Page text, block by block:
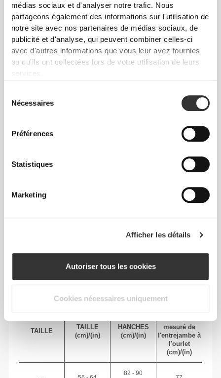
médias sociaux et d'analyser notre trafic. Nous
partageons également des informations sur l'utilisation de
notre site avec nos partenaires de médias sociaux, de
publicité et d'analyse, qui peuvent combiner celles-ci
avec d'autres informations que vous leur avez fournies
ou qu'ils ont collectées lors de votre utilisation de leurs
services.
Nécessaires
Préférences
Statistiques
Marketing
Afficher les détails
Autoriser tous les cookies
Cookies nécessaires uniquement
Liberté de mouvement et confort au quotidien,
telle est la devise.
confortable et décontractée pour un look casual.
TAILLE RECOMMANDÉE EN FONCTION DE
TES MENSURATIONS
TAILLE
TAILLE
(cm)/(in)
HANCHES
(cm)/(in)
mesuré de
l'entrejambe à
l'ourlet
(cm)/(in)
82 - 90